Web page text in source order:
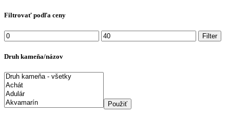
Filtrovať podľa ceny
Minimálna
cena
Maximálna
cena
Filter
Druh kameňa/názov
Použiť